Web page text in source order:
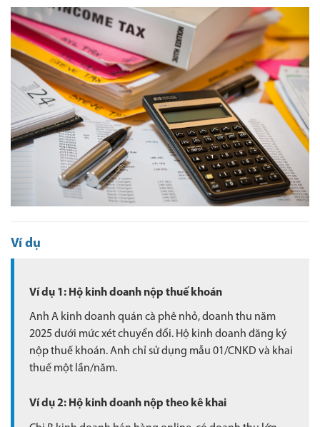
Ví dụ
Ví dụ 1: Hộ kinh doanh nộp thuế khoán
Anh A kinh doanh quán cà phê nhỏ, doanh thu năm
2025 dưới mức xét chuyển đổi. Hộ kinh doanh đăng ký
nộp thuế khoán. Anh chỉ sử dụng mẫu 01/CNKD và khai
thuế một lần/năm.
Ví dụ 2: Hộ kinh doanh nộp theo kê khai